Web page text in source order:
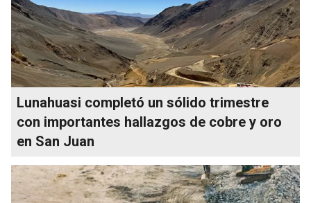
Lunahuasi completó un sólido trimestre
con importantes hallazgos de cobre y oro
en San Juan